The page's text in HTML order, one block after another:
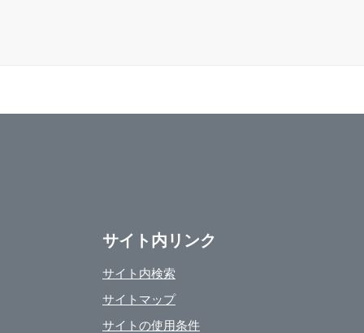
サイト内リンク
サイト内検索
サイトマップ
サイトの使用条件